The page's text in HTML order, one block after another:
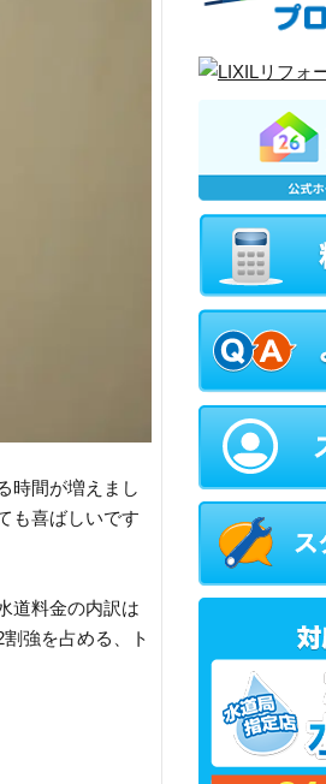
時間が増えまし
も喜ばしいです
道料金の内訳は
強を占める、ト